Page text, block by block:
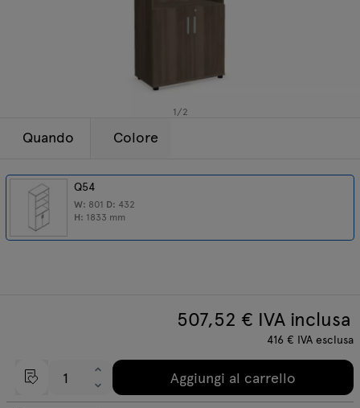
1/2
Quando
Q54
W: 801 D: 432
H: 1833 mm
Colore
507,52 € IVA inclusa
416 € IVA esclusa
Aggiungi al carrello